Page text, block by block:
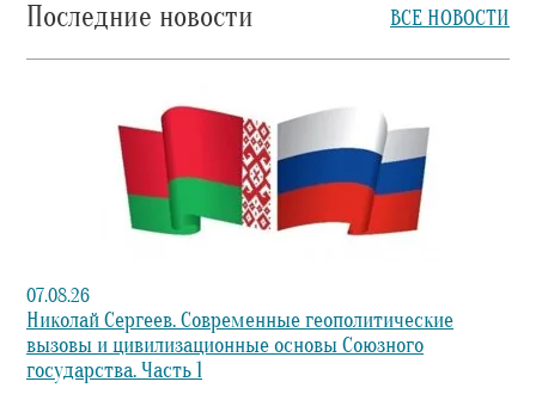
Последние новости ВСЕ НОВОСТИ
07.08.26
Николай Сергеев. Современные геополитические
вызовы и цивилизационные основы Союзного
государства. Часть 1